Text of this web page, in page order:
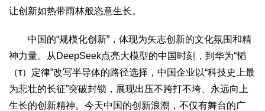
地方
鲁 豫 鄂 湘 粤 桂 琼 渝 川 黔 滇
藏
陕
甘 青 宁 港 澳 台
智库
智库建设 智库专家 智库战略 智库之声
让创新如热带雨林般恣意生长。
中国的“规模化创新”，体现为矢志创新的文化氛围和精
神力量。从DeepSeek点亮大模型的中国时刻，到华为“韬
（τ）定律”改写半导体的路径选择，中国企业以“科技史上最
为悲壮的长征”突破封锁，展现出压不跨打不垮、永远向上
生长的创新精神。今天中国的创新浪潮，不仅有舞台的广